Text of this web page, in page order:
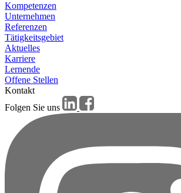
Kompetenzen
Unternehmen
Referenzen
Tätigkeitsgebiet
Aktuelles
Karriere
Lernende
Offene Stellen
Kontakt
Folgen Sie uns